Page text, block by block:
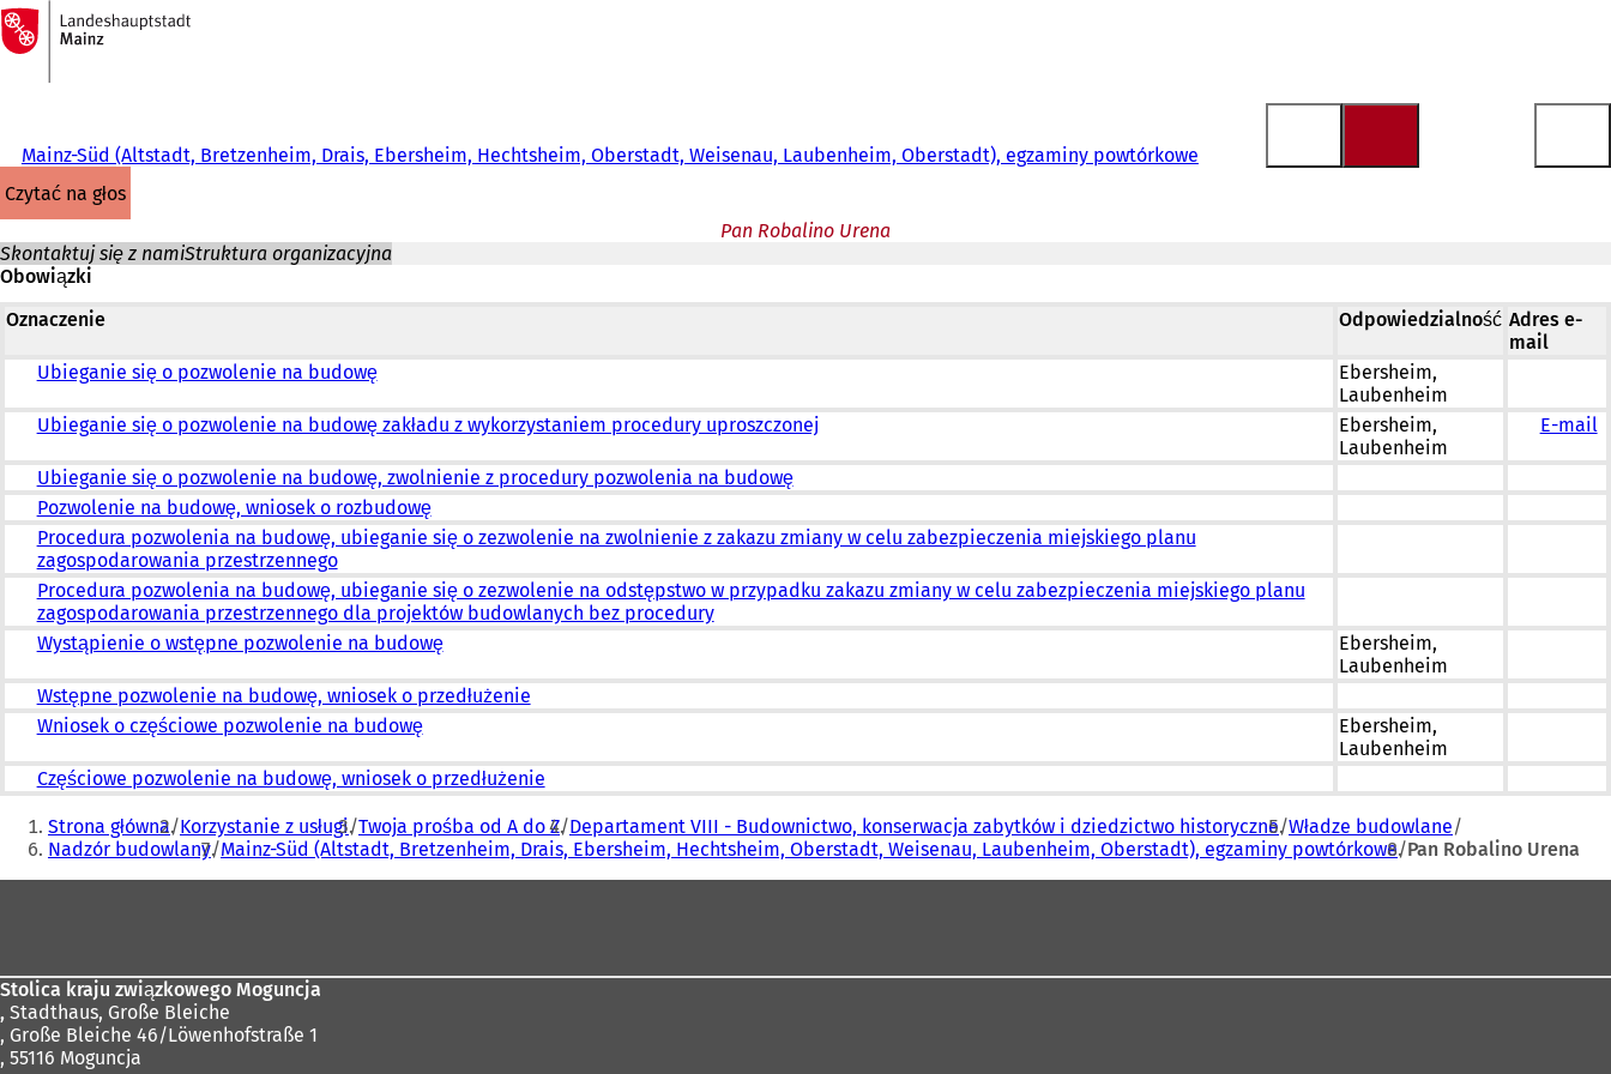
Przejdź do treści
Do
strony
głównej
Mainz-Süd (Altstadt, Bretzenheim, Drais, Ebersheim, Hechtsheim, Oberstadt, Weisenau, Laubenheim, Oberstadt), egzaminy powtórkowe
czytać na głos
Pan Robalino Urena
Skontaktuj się z namiStruktura organizacyjna
Obowiązki
Oznaczenie
Odpowiedzialność Adres e-
mail
Ubieganie się o pozwolenie na budowę
Ebersheim,
Laubenheim
Ubieganie się o pozwolenie na budowę zakładu z wykorzystaniem procedury uproszczonej
Ebersheim,
Laubenheim
E-mail
Ubieganie się o pozwolenie na budowę, zwolnienie z procedury pozwolenia na budowę
Pozwolenie na budowę, wniosek o rozbudowę
Procedura pozwolenia na budowę, ubieganie się o zezwolenie na zwolnienie z zakazu zmiany w celu zabezpieczenia miejskiego planu
zagospodarowania przestrzennego
Procedura pozwolenia na budowę, ubieganie się o zezwolenie na odstępstwo w przypadku zakazu zmiany w celu zabezpieczenia miejskiego planu
zagospodarowania przestrzennego dla projektów budowlanych bez procedury
Wystąpienie o wstępne pozwolenie na budowę
Ebersheim,
Laubenheim
Wstępne pozwolenie na budowę, wniosek o przedłużenie
Wniosek o częściowe pozwolenie na budowę
Ebersheim,
Laubenheim
Częściowe pozwolenie na budowę, wniosek o przedłużenie
Jesteś
tutaj:
Strona główna Korzystanie z usługi Twoja prośba od A do Z Departament VIII - Budownictwo, konserwacja zabytków i dziedzictwo historyczne Władze budowlane
Nadzór budowlany Mainz-Süd (Altstadt, Bretzenheim, Drais, Ebersheim, Hechtsheim, Oberstadt, Weisenau, Laubenheim, Oberstadt), egzaminy powtórkowe Pan Robalino Urena
Stolica kraju związkowego Moguncja
, Stadthaus, Große Bleiche
, Große Bleiche 46/Löwenhofstraße 1
, 55116 Moguncja